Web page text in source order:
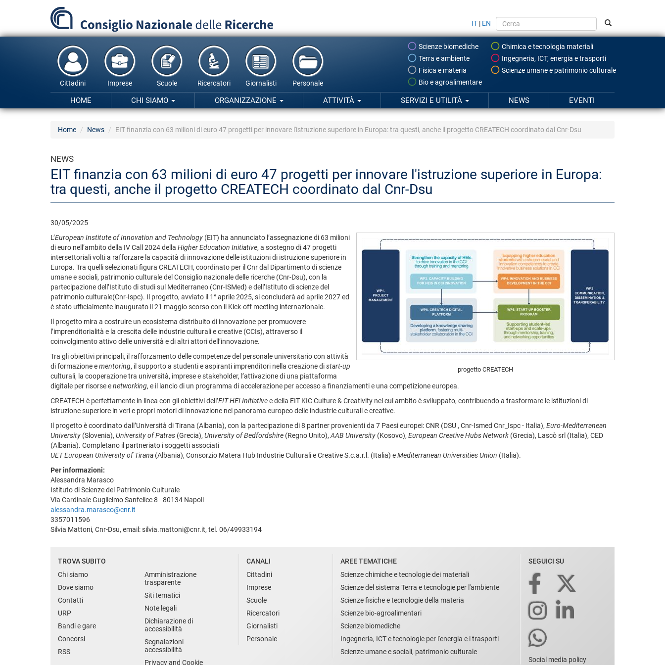
principale
IT | EN
Scienze biomediche
Chimica e tecnologia materiali
Terra e ambiente
Ingegneria, ICT, energia e trasporti
Fisica e materia
Scienze umane e patrimonio culturale
Bio e agroalimentare
Cittadini Imprese Scuole Ricercatori Giornalisti Personale
HOME CHI SIAMO ORGANIZZAZIONE ATTIVITÀ SERVIZI E UTILITÀ NEWS EVENTI
Home News EIT finanzia con 63 milioni di euro 47 progetti per innovare l'istruzione superiore in Europa: tra questi, anche il progetto CREATECH coordinato dal Cnr-Dsu
NEWS
EIT finanzia con 63 milioni di euro 47 progetti per innovare l'istruzione superiore in Europa:
tra questi, anche il progetto CREATECH coordinato dal Cnr-Dsu
30/05/2025
progetto CREATECH
L’European Institute of Innovation and Technology (EIT) ha annunciato l’assegnazione di 63 milioni
di euro nell’ambito della IV Call 2024 della Higher Education Initiative, a sostegno di 47 progetti
intersettoriali volti a rafforzare la capacità di innovazione delle istituzioni di istruzione superiore in
Europa. Tra quelli selezionati figura CREATECH, coordinato per il Cnr dal Dipartimento di scienze
umane e sociali, patrimonio culturale del Consiglio nazionale delle ricerche (Cnr-Dsu), con la
partecipazione dell’Istituto di studi sul Mediterraneo (Cnr-ISMed) e dell’Istituto di scienze del
patrimonio culturale(Cnr-Ispc). Il progetto, avviato il 1° aprile 2025, si concluderà ad aprile 2027 ed
è stato ufficialmente inaugurato il 21 maggio scorso con il Kick-off meeting internazionale.
Il progetto mira a costruire un ecosistema distribuito di innovazione per promuovere
l’imprenditorialità e la crescita delle industrie culturali e creative (CCIs), attraverso il
coinvolgimento attivo delle università e di altri attori dell’innovazione.
Tra gli obiettivi principali, il rafforzamento delle competenze del personale universitario con attività
di formazione ementoring, il supporto a studenti e aspiranti imprenditori nella creazione distart-up
culturali, la cooperazione tra università, imprese e stakeholder, l’attivazione di una piattaforma
digitale per risorse enetworking, e il lancio di un programma di accelerazione per accesso a finanziamenti e una competizione europea.
CREATECH è perfettamente in linea con gli obiettivi dell’EIT HEI Initiativee della EIT KIC Culture & Creativity nel cui ambito è sviluppato, contribuendo a trasformare le istituzioni di
istruzione superiore in veri e propri motori di innovazione nel panorama europeo delle industrie culturali e creative.
Il progetto è coordinato dall’Università di Tirana (Albania), con la partecipazione di 8 partner provenienti da 7 Paesi europei: CNR (DSU , Cnr-Ismed Cnr_Ispc - Italia), Euro-Mediterranean
University (Slovenia), University of Patras (Grecia), University of Bedfordshire (Regno Unito), AAB University (Kosovo), European Creative Hubs Network (Grecia), Lascò srl (Italia), CED
(Albania). Completano il partneriato i soggetti associati
UET European University of Tirana (Albania), Consorzio Matera Hub Industrie Culturali e Creative S.c.a.r.l. (Italia) eMediterranean Universities Union (Italia).
Per informazioni:
Alessandra Marasco
Istituto di Scienze del Patrimonio Culturale
Via Cardinale Guglielmo Sanfelice 8 - 80134 Napoli
alessandra.marasco@cnr.it
3357011596
Silvia Mattoni, Cnr-Dsu, email: silvia.mattoni@cnr.it, tel. 06/49933194
TROVA SUBITO
Chi siamo
Dove siamo
Contatti
URP
Bandi e gare
Concorsi
RSS
Amministrazione
trasparente
Siti tematici
Note legali
Dichiarazione di
accessibilità
Segnalazioni
accessibilità
Privacy and Cookie
CANALI
Cittadini
Imprese
Scuole
Ricercatori
Giornalisti
Personale
AREE TEMATICHE
Scienze chimiche e tecnologie dei materiali
Scienze del sistema Terra e tecnologie per l'ambiente
Scienze fisiche e tecnologie della materia
Scienze bio-agroalimentari
Scienze biomediche
Ingegneria, ICT e tecnologie per l'energia e i trasporti
Scienze umane e sociali, patrimonio culturale
SEGUICI SU
Social media policy